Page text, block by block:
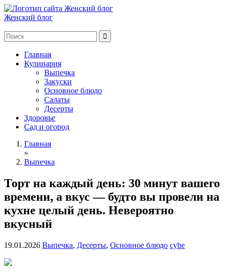
Женский блог
Главная
Кулинария
Выпечка
Закуски
Основное блюдо
Салаты
Десерты
Здоровье
Сад и огород
Главная
»
Выпечка
Торт на каждый день: 30 минут вашего
времени, а вкус — будто вы провели на
кухне целый день. Невероятно
вкусный
19.01.2026 Выпечка, Десерты, Основное блюдо cybe